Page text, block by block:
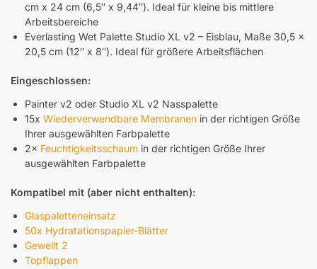
cm x 24 cm (6,5″ x 9,44″). Ideal für kleine bis mittlere
Arbeitsbereiche
Everlasting Wet Palette Studio XL v2 – Eisblau, Maße 30,5 x
20,5 cm (12″ x 8″). Ideal für größere Arbeitsflächen
Eingeschlossen:
Painter v2 oder Studio XL v2 Nasspalette
15x Wiederverwendbare Membranen in der richtigen Größe
Ihrer ausgewählten Farbpalette
2× Feuchtigkeitsschaum in der richtigen Größe Ihrer
ausgewählten Farbpalette
Kompatibel mit (aber nicht enthalten):
Glaspaletteneinsatz
50x Hydratationspapier-Blätter
Gewellt 2
Topflappen